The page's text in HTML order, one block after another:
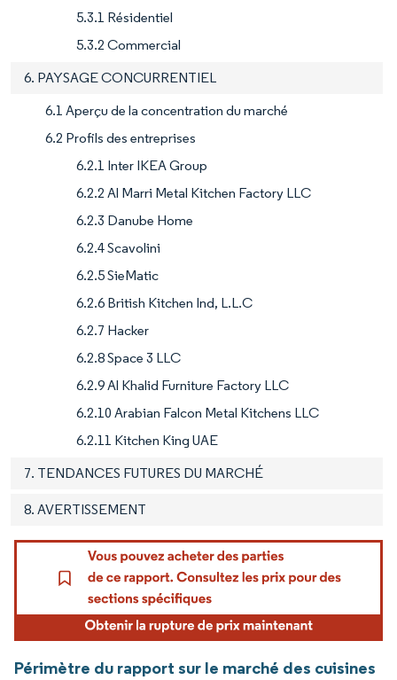
5.3.1 Résidentiel
5.3.2 Commercial
6. PAYSAGE CONCURRENTIEL
6.1 Aperçu de la concentration du marché
6.2 Profils des entreprises
6.2.1 Inter IKEA Group
6.2.2 Al Marri Metal Kitchen Factory LLC
6.2.3 Danube Home
6.2.4 Scavolini
6.2.5 SieMatic
6.2.6 British Kitchen Ind, L.L.C
6.2.7 Hacker
6.2.8 Space 3 LLC
6.2.9 Al Khalid Furniture Factory LLC
6.2.10 Arabian Falcon Metal Kitchens LLC
6.2.11 Kitchen King UAE
7. TENDANCES FUTURES DU MARCHÉ
8. AVERTISSEMENT
Périmètre du rapport sur le marché des cuisines